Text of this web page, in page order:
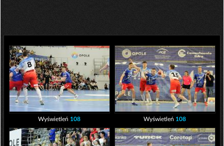
Wyświetleń 108 Wyświetleń 108